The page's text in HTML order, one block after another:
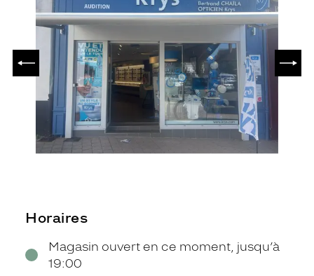
PRÉCÉDENT
Horaires
Magasin ouvert en ce moment, jusqu’à
19:00